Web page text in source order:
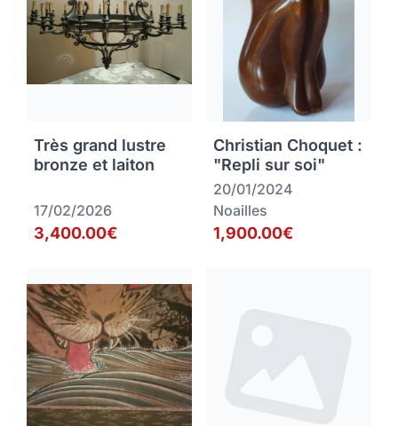
Très grand lustre
bronze et laiton
17/02/2026
3,400.00€
Christian Choquet :
"Repli sur soi"
20/01/2024
Noailles
1,900.00€